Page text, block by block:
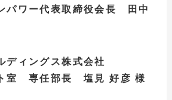
パワー代表取締役会長 田中
ディングス株式会社
室 専任部長 塩見 好彦 様